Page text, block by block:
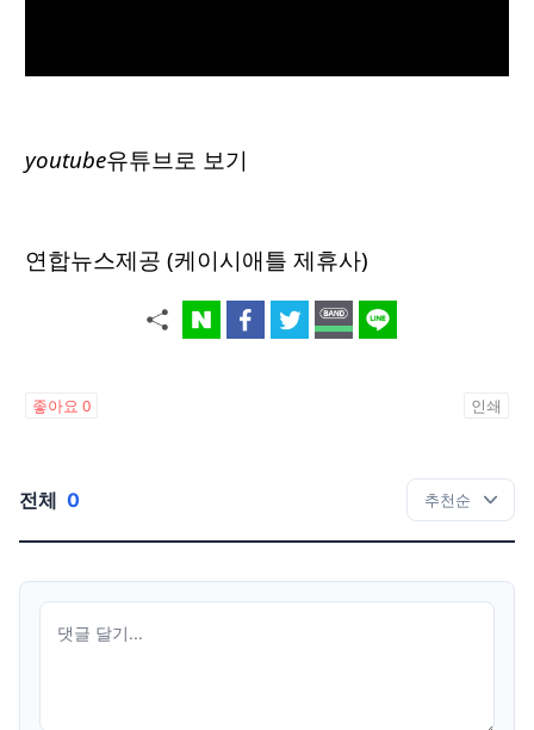
youtube유튜브로 보기
연합뉴스제공 (케이시애틀 제휴사)
좋아요 0 인쇄
전체 0